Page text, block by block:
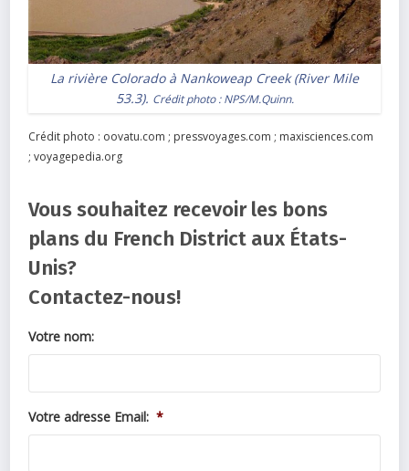
La rivière Colorado à Nankoweap Creek (River Mile
53.3). Crédit photo :NPS/M.Quinn.
Crédit photo : oovatu.com ; pressvoyages.com ; maxisciences.com
; voyagepedia.org
Vous souhaitez recevoir les bons
plans du French District aux États-
Unis?
Contactez-nous!
Votre nom:
Votre adresse Email: *